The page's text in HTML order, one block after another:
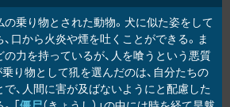
乗り物とされた動物。犬に似た姿をして
口から火炎や煙を吐くことができる。ま
力を持っているが、人を喰うという悪質
り物として犼を選んだのは、自分たちの
、人間に害が及ばないようにと配慮した